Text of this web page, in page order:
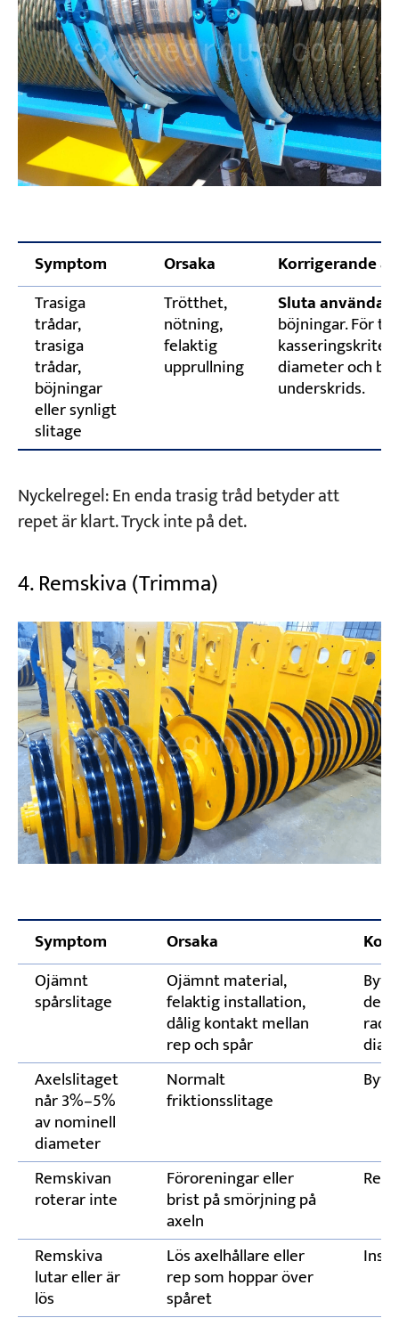
Symptom Orsaka
Korrigerande
Trasiga
trådar,
trasiga
trådar,
böjningar
eller synligt
slitage
Trötthet,
nötning,
felaktig
upprullning
Sluta använda
böjningar. För
diameter och
underskrids.
Nyckelregel: En enda trasig tråd betyder att
repet är klart. Tryck inte på det.
4. Remskiva (Trimma)
Symptom Orsaka
Ojämnt
spårslitage
Ojämnt material,
felaktig installation,
dålig kontakt mellan
rep och spår
Byt
den
Axelslitaget
når 3%–5%
av nominell
diameter
Normalt
friktionsslitage
Byt
Remskivan
roterar inte
Föroreningar eller
brist på smörjning på
axeln
Remskiva
lutar eller är
lös
Lös axelhållare eller
rep som hoppar över
spåret